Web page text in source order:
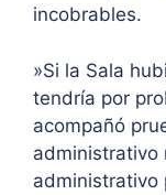
incobrables.
»Si la Sala
tendría por
acompañó
administrativo
administrativo